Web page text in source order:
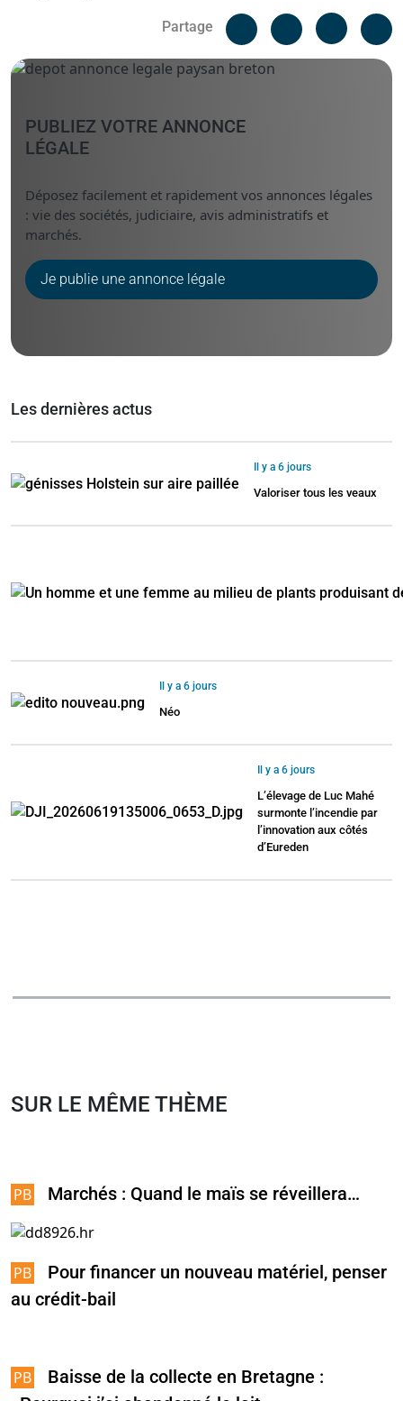
Partage
Facebook
Linked
PUBLIEZ VOTRE ANNONCE
LÉGALE
Déposez facilement et rapidement vos annonces légales
: vie des sociétés, judiciaire, avis administratifs et
marchés.
Je publie une annonce légale
Les dernières actus
Il y a 6 jours
Valoriser tous les veaux
Il y a 6 jours
Néo
Il y a 6 jours
L’élevage de Luc Mahé
surmonte l’incendie par
l’innovation aux côtés
d’Eureden
SUR LE MÊME THÈME
Marchés : Quand le maïs se réveillera…
Pour financer un nouveau matériel, penser
au crédit-bail
Baisse de la collecte en Bretagne :